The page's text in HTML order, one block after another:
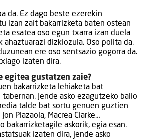
da. Ez dago beste ezerekin
izan zait bakarrizketa baten ostean
esatea oso egun txarra izan duela
ahaztuarazi dizkiozula. Oso polita da.
ere oso sentsazio gogorra da.
izaten dira.
egitea gustatzen zaie?
bakarrizketa lehiaketa bat
Jende asko ezagutzeko balio
talde bat sortu genuen guztien
Plazaola, Macrea Clarke…
bakarrizketagile askorik, egia esan.
izaten dira, jende asko